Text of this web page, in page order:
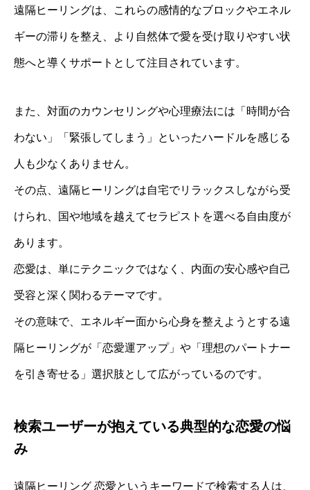
遠隔ヒーリングは、これらの感情的なブロックやエネル
ギーの滞りを整え、より自然体で愛を受け取りやすい状
態へと導くサポートとして注目されています。
また、対面のカウンセリングや心理療法には「時間が合
わない」「緊張してしまう」といったハードルを感じる
人も少なくありません。
その点、遠隔ヒーリングは自宅でリラックスしながら受
けられ、国や地域を越えてセラピストを選べる自由度が
あります。
恋愛は、単にテクニックではなく、内面の安心感や自己
受容と深く関わるテーマです。
その意味で、エネルギー面から心身を整えようとする遠
隔ヒーリングが「恋愛運アップ」や「理想のパートナー
を引き寄せる」選択肢として広がっているのです。
検索ユーザーが抱えている典型的な恋愛の悩
み
遠隔ヒーリング 恋愛というキーワードで検索する人は、